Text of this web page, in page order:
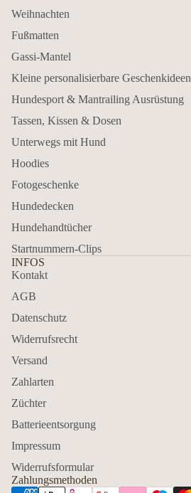
Weihnachten
Fußmatten
Gassi-Mantel
Kleine personalisierbare Geschenkideen
Hundesport & Mantrailing Ausrüstung
Tassen, Kissen & Dosen
Unterwegs mit Hund
Hoodies
Fotogeschenke
Hundedecken
Hundehandtücher
Startnummern-Clips
INFOS
Kontakt
AGB
Datenschutz
Widerrufsrecht
Versand
Zahlarten
Züchter
Batterieentsorgung
Impressum
Widerrufsformular
Zahlungsmethoden